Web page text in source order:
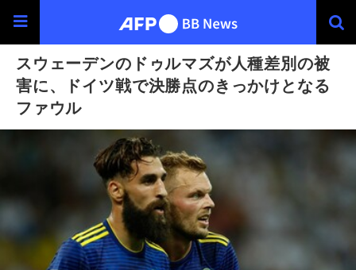
スウェーデンのドゥルマズが人種差別の被
害に、ドイツ戦で決勝点のきっかけとなる
ファウル